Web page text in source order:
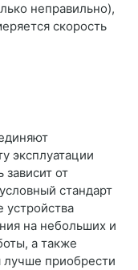
неправильно),
скорость
эксплуатации
от
стандарт
устройства
на небольших и
а также
лучше приобрести